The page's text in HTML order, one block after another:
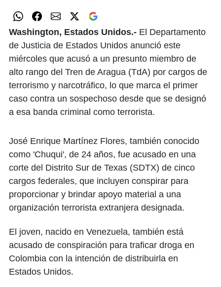
Washington, Estados Unidos.- El Departamento
de Justicia de Estados Unidos anunció este
miércoles que acusó a un presunto miembro de
alto rango del Tren de Aragua (TdA) por cargos de
terrorismo y narcotráfico, lo que marca el primer
caso contra un sospechoso desde que se designó
a esa banda criminal como terrorista.
José Enrique Martínez Flores, también conocido
como 'Chuqui', de 24 años, fue acusado en una
corte del Distrito Sur de Texas (SDTX) de cinco
cargos federales, que incluyen conspirar para
proporcionar y brindar apoyo material a una
organización terrorista extranjera designada.
El joven, nacido en Venezuela, también está
acusado de conspiración para traficar droga en
Colombia con la intención de distribuirla en
Estados Unidos.